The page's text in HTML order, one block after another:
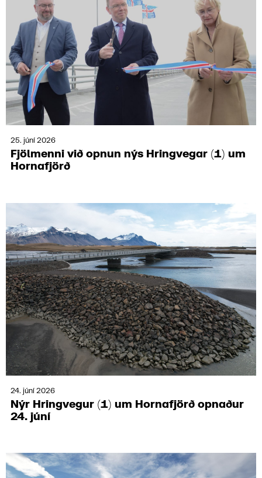
25. júní 2026
Fjöl­menni við opnun nýs Hring­vegar (1) um
Horna­fjörð
24. júní 2026
Nýr Hring­vegur (1) um Horna­fjörð opnaður
24. júní